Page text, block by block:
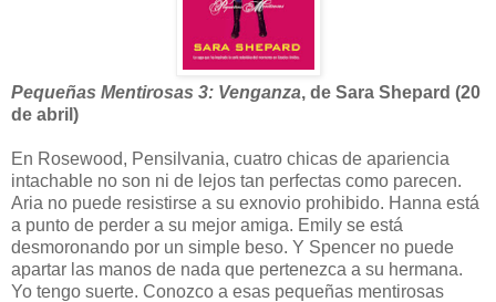
Pequeñas Mentirosas 3: Venganza, de Sara Shepard (20
de abril)
En Rosewood, Pensilvania, cuatro chicas de apariencia
intachable no son ni de lejos tan perfectas como parecen.
Aria no puede resistirse a su exnovio prohibido. Hanna está
a punto de perder a su mejor amiga. Emily se está
desmoronando por un simple beso. Y Spencer no puede
apartar las manos de nada que pertenezca a su hermana.
Yo tengo suerte. Conozco a esas pequeñas mentirosas